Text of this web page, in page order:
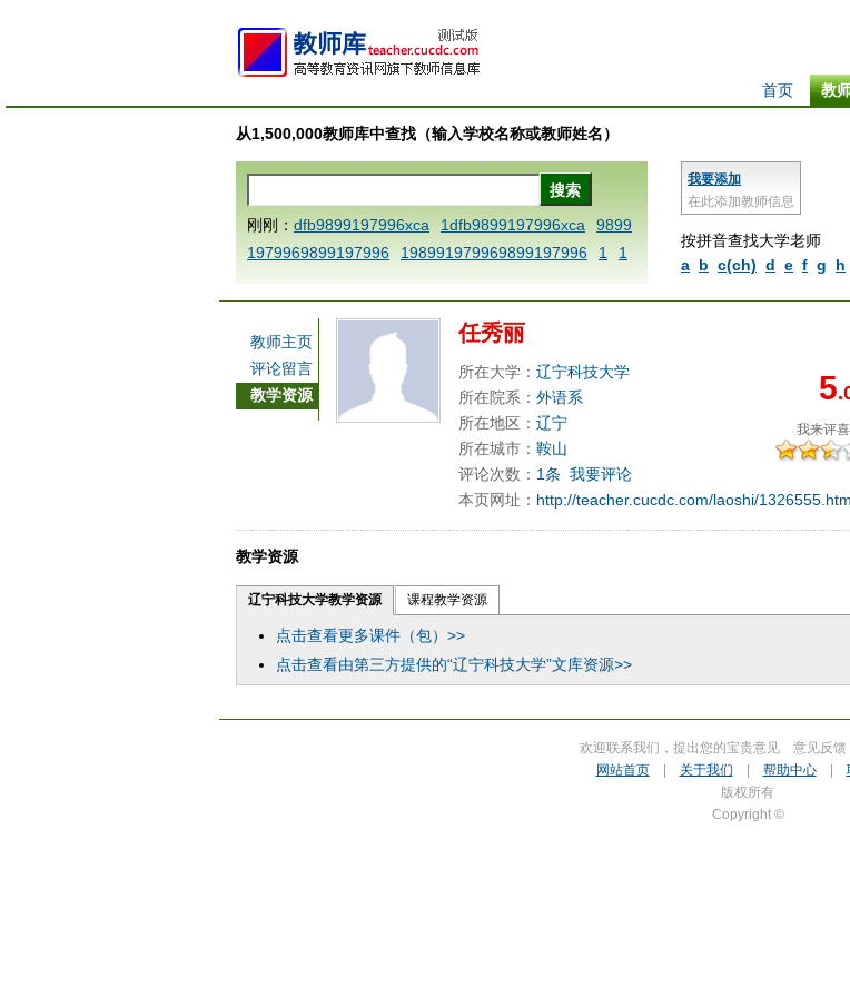
教
首页
从1,500,000教师库中查找（输入学校名称或教师姓名）
我要添加
在此添加教师信息
按拼音查找大学老师
a b c(ch) d e f g h
刚刚： dfb9899197996xca 1dfb9899197996xca
9899
1979969899197996
198991979969899197996 1
1
AAABBBCCCdefine blablaenddefine dfbxyzendtemplat
a
1dfbmath key98991 methodmultiply operand97996x
ca
1dfbsetx9899197996xxca 1dfbthisxca
1dfbxca12
3
1dfbzzzzzzzzbbbccccdddeeexcareplacezo
1printdf
b 9899197996 xca
AAABBBCCCdefine blablaenddefin
e dfbxyzendtemplate dfbCCCBBBAAA
dfb
dfb989919
dfbmath key98991 methodmulti
dfbsetx9899197996xxca
教师主页
评论留言
教学资源
任秀丽
5
我来评
所在大学： 辽宁科技大学
所在院系： 外语系
所在地区： 辽宁
所在城市： 鞍山
评论次数： 1条 我要评论
本页网址： http://teacher.cucdc.com/laoshi/
教学资源
辽宁科技大学教学资源 课程教学资源
点击查看更多课件（包）>>
点击查看由第三方提供的“辽宁科技大学”文库资源>>
欢迎联系我们，提出您的宝贵意见 意见反馈
网站首页| 关于我们 帮助中心|
版权所有
Copyright ©